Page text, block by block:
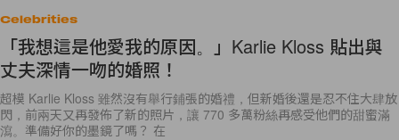
Celebrities
「我想這是他愛我的原因。」Karlie Kloss 貼出與
丈夫深情一吻的婚照！
超模 Karlie Kloss 雖然沒有舉行鋪張的婚禮，但新婚後還是忍不住大肆放
閃，前兩天又再發佈了新的照片，讓 770 多萬粉絲再感受他們的甜蜜滿
瀉。準備好你的墨鏡了嗎？ 在